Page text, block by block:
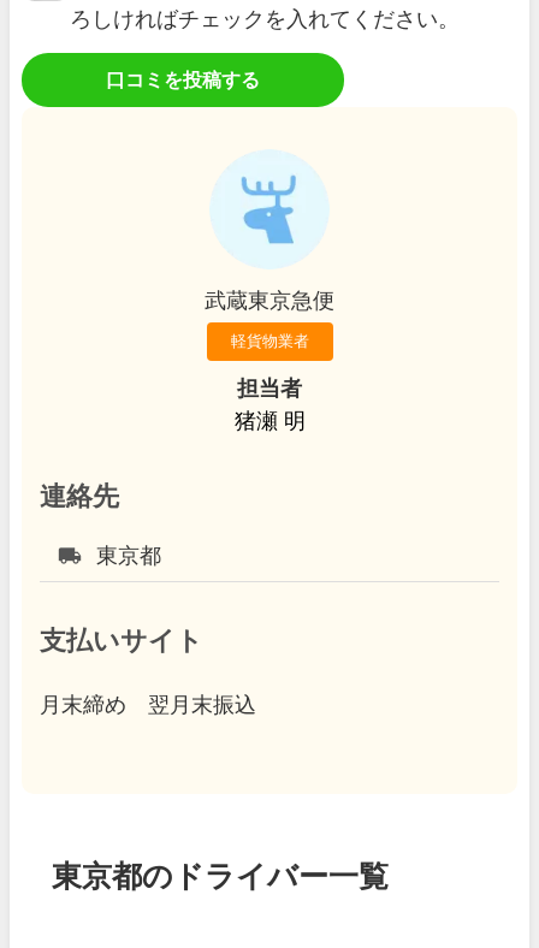
ろしければチェックを入れてください。
口コミを投稿する
武蔵東京急便
軽貨物業者
担当者
猪瀬 明
連絡先
local_shipping 東京都
支払いサイト
月末締め 翌月末振込
東京都のドライバー一覧